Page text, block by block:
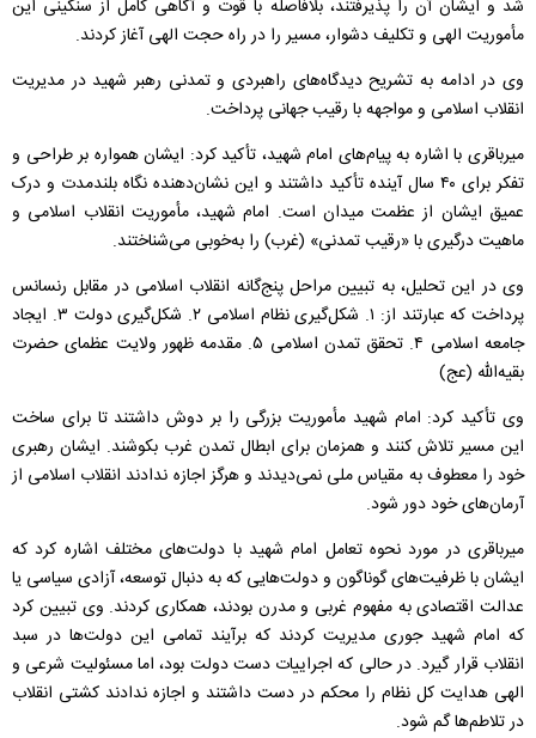
شد و ایشان آن را پذیرفتند، بلافاصله با قوت و آگاهی کامل از سنگینی این
مأموریت الهی و تکلیف دشوار، مسیر را در راه حجت الهی آغاز کردند.
وی در ادامه به تشریح دیدگاه‌های راهبردی و تمدنی رهبر شهید در مدیریت
انقلاب اسلامی و مواجهه با رقیب جهانی پرداخت‌.
میرباقری با اشاره به پیام‌های امام شهید، تأکید کرد: ایشان همواره بر طراحی و
تفکر برای ۴۰ سال آینده تأکید داشتند و این نشان‌دهنده نگاه بلندمدت و درک
عمیق ایشان از عظمت میدان است. امام شهید، مأموریت انقلاب اسلامی و
ماهیت درگیری با «رقیب تمدنی» (غرب) را به‌خوبی می‌شناختند.
وی در این تحلیل، به تبیین مراحل پنج‌گانه انقلاب اسلامی در مقابل رنسانس
پرداخت که عبارتند از: ۱. شکل‌گیری نظام اسلامی ۲. شکل‌گیری دولت ۳. ایجاد
جامعه اسلامی ۴. تحقق تمدن اسلامی ۵. مقدمه ظهور ولایت عظمای حضرت
بقيه‌الله (عج)
وی تأکید کرد: امام شهید مأموریت بزرگی را بر دوش داشتند تا برای ساخت
این مسیر تلاش کنند و همزمان برای ابطال تمدن غرب بکوشند. ایشان رهبری
خود را معطوف به مقیاس ملی نمی‌دیدند و هرگز اجازه ندادند انقلاب اسلامی از
آرمان‌های خود دور شود.
میرباقری در مورد نحوه تعامل امام شهید با دولت‌های مختلف اشاره کرد که
ایشان با ظرفیت‌های گوناگون و دولت‌هایی که به دنبال توسعه، آزادی سیاسی یا
عدالت اقتصادی به مفهوم غربی و مدرن بودند، همکاری کردند. وی تبیین کرد
که امام شهید جوری مدیریت کردند که برآیند تمامی این دولت‌ها در سبد
انقلاب قرار گیرد. در حالی که اجراییات دست دولت بود، اما مسئولیت شرعی و
الهی هدایت کل نظام را محکم در دست داشتند و اجازه ندادند کشتی انقلاب
در تلاطم‌ها گم شود.